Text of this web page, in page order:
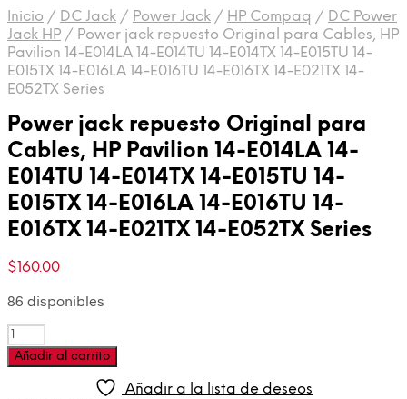
Inicio / DC Jack / Power Jack / HP Compaq / DC Power
Jack HP / Power jack repuesto Original para Cables, HP
Pavilion 14-E014LA 14-E014TU 14-E014TX 14-E015TU 14-
E015TX 14-E016LA 14-E016TU 14-E016TX 14-E021TX 14-
E052TX Series
Power jack repuesto Original para
Cables, HP Pavilion 14-E014LA 14-
E014TU 14-E014TX 14-E015TU 14-
E015TX 14-E016LA 14-E016TU 14-
E016TX 14-E021TX 14-E052TX Series
$160.00
86 disponibles
Cantidad
Añadir al carrito
Añadir a la lista de deseos